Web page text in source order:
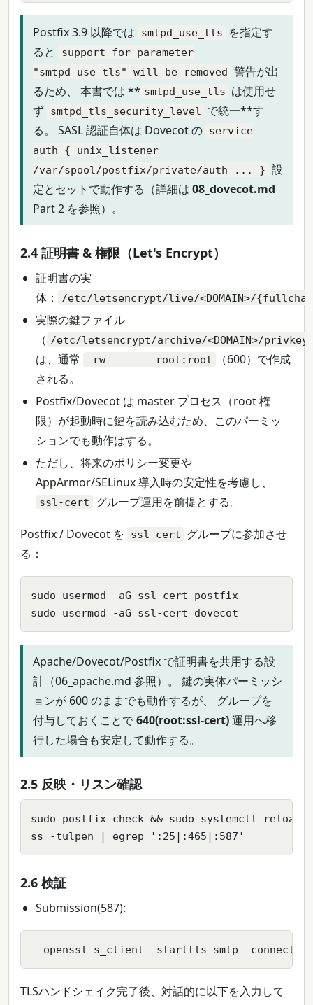
Postfix 3.9 以降では smtpd_use_tls
を指定す
ると
support for parameter
"smtpd_use_tls" will be removed 警告が出
るため、 本書では ** smtpd_use_tls は使用せ
ず smtpd_tls_security_level
で統一**す
る。 SASL 認証自体は Dovecot の service
auth { unix_listener
/var/spool/postfix/private/auth ... } 設
定とセットで動作する（詳細は 08_dovecot.md
Part 2 を参照）。
2.4 証明書 & 権限（Let's Encrypt）
証明書の実
体：
/etc/letsencrypt/live/<DOMAIN>/
実際の鍵ファイル
（ /etc/letsencrypt/archive/<DOMAIN>/
は、通常 -rw------- root:root
（600）で作成
される。
Postfix/Dovecot は master プロセス（root 権
限）が起動時に鍵を読み込むため、このパーミッ
ションでも動作はする。
ただし、将来のポリシー変更や
AppArmor/SELinux 導入時の安定性を考慮し、
ssl-cert グループ運用を前提とする。
Postfix / Dovecot を ssl-cert グループに参加させ
る：
sudo usermod -aG ssl-cert postfix
sudo usermod -aG ssl-cert dovecot
Apache/Dovecot/Postfix で証明書を共用する設
計（06_apache.md 参照）。 鍵の実体パーミッシ
ョンが 600 のままでも動作するが、 グループを
付与しておくことで640(root:ssl-cert)運用へ移
行した場合も安定して動作する。
2.5 反映・リスン確認
sudo postfix check && sudo systemctl reload
ss -tulpen | egrep ':25|:465|:587'
2.6 検証
Submission(587):
openssl s_client -starttls smtp -connect
TLSハンドシェイク完了後、対話的に以下を入力して